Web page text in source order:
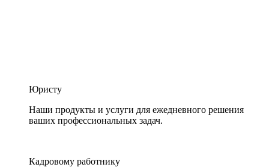
Юристу
Наши продукты и услуги для ежедневного решения
ваших профессиональных задач.
Кадровому работнику